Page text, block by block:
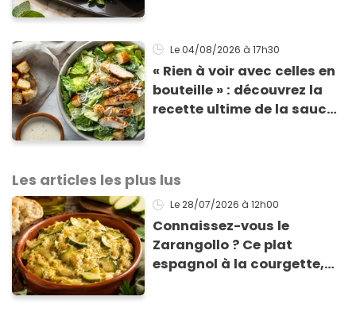
Le 04/08/2026 à 17h30
« Rien à voir avec celles en
bouteille » : découvrez la
recette ultime de la sauce
Les articles les plus lus
Le 28/07/2026 à 12h00
Connaissez-vous le
Zarangollo ? Ce plat
espagnol à la courgette,